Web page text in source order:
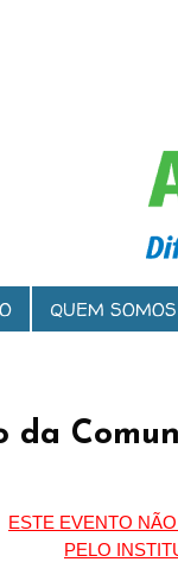
QUEM SOMOS
da
ESTE EVENTO
PELO